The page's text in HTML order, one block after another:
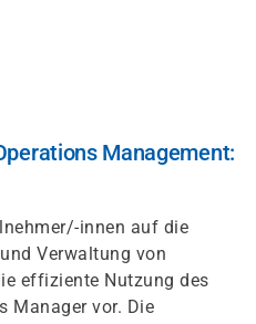
Management:
innen auf die
Verwaltung von
effiziente Nutzung des
Manager vor. Die